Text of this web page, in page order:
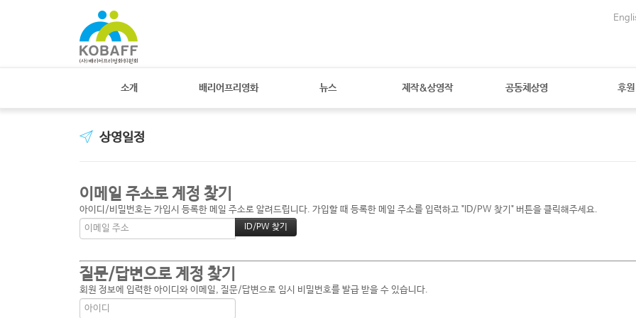
소개 배리어프리영화 뉴스 제작&상영작 공동체상영 후원
상영일정
이메일 주소로 계정 찾기
아이디/비밀번호는 가입시 등록한 메일 주소로 알려드립니다. 가입할 때 등록한 메일 주소를 입력하고 "ID/PW 찾기" 버튼을 클릭해주세요.
질문/답변으로 계정 찾기
회원 정보에 입력한 아이디와 이메일, 질문/답변으로 임시 비밀번호를 발급 받을 수 있습니다.